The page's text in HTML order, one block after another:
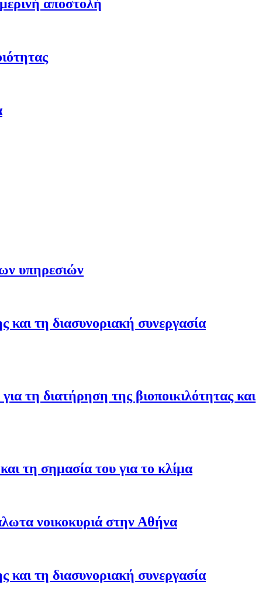
αποστολή
υπηρεσιών
και τη διασυνοριακή συνεργασία
τη διατήρηση της βιοποικιλότητας και
τη σημασία του για το κλίμα
νοικοκυριά στην Αθήνα
και τη διασυνοριακή συνεργασία